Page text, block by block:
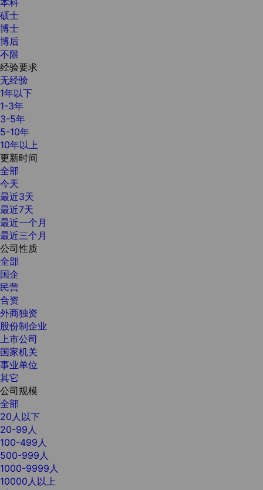
硕士
博士
博后
不限
经验要求
无经验
1年以下
1-3年
3-5年
5-10年
10年以上
更新时间
全部
今天
最近3天
最近7天
最近一个月
最近三个月
公司性质
全部
国企
民营
合资
外商独资
股份制企业
上市公司
国家机关
事业单位
其它
公司规模
全部
20人以下
20-99人
100-499人
500-999人
1000-9999人
10000人以上